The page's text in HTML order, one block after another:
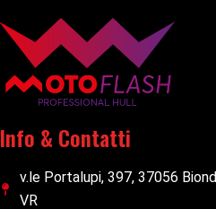
Info & Contatti
v.le Portalupi, 397, 37056
VR